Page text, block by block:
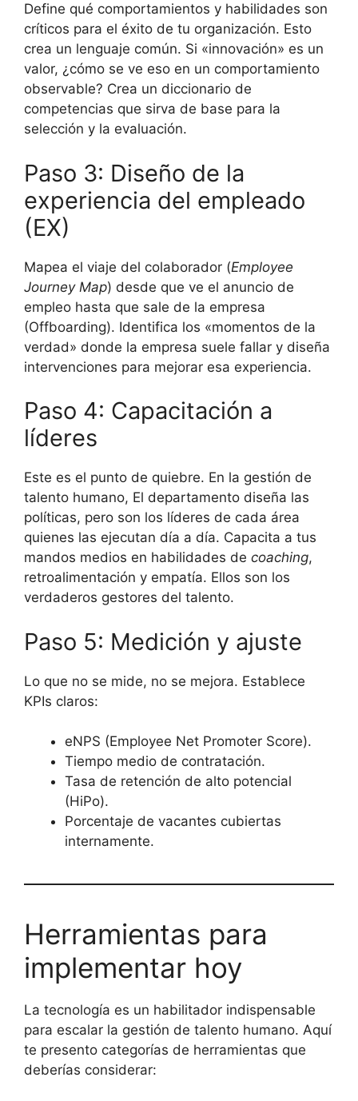
Define qué comportamientos y habilidades son
críticos para el éxito de tu organización. Esto
crea un lenguaje común. Si «innovación» es un
valor, ¿cómo se ve eso en un comportamiento
observable? Crea un diccionario de
competencias que sirva de base para la
selección y la evaluación.
Paso 3: Diseño de la
experiencia del empleado
(EX)
Mapea el viaje del colaborador (Employee
Journey Map) desde que ve el anuncio de
empleo hasta que sale de la empresa
(Offboarding). Identifica los «momentos de la
verdad» donde la empresa suele fallar y diseña
intervenciones para mejorar esa experiencia.
Paso 4: Capacitación a
líderes
Este es el punto de quiebre. En la gestión de
talento humano, El departamento diseña las
políticas, pero son los líderes de cada área
quienes las ejecutan día a día. Capacita a tus
mandos medios en habilidades de coaching,
retroalimentación y empatía. Ellos son los
verdaderos gestores del talento.
Paso 5: Medición y ajuste
Lo que no se mide, no se mejora. Establece
KPIs claros:
eNPS (Employee Net Promoter Score).
Tiempo medio de contratación.
Tasa de retención de alto potencial
(HiPo).
Porcentaje de vacantes cubiertas
internamente.
Herramientas para
implementar hoy
La tecnología es un habilitador indispensable
para escalar la gestión de talento humano. Aquí
te presento categorías de herramientas que
deberías considerar: